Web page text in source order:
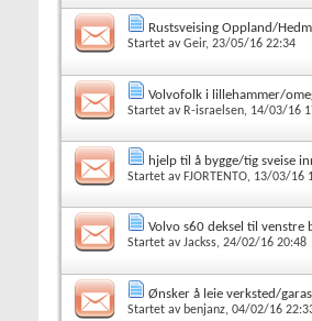
Rustsveising Oppland/
Startet avGeir, 23/05/16 22:34
Volvofolk i lillehammer/
Startet av R-israelsen, 14/03/16
hjelp til å bygge/tig sveise
Startet av FJORTENTO, 13/03/16
Volvo s60 deksel til venstre
Startet avJackss, 24/02/16 20:48
Ønsker å leie verksted/
Startet av benjanz, 04/02/16